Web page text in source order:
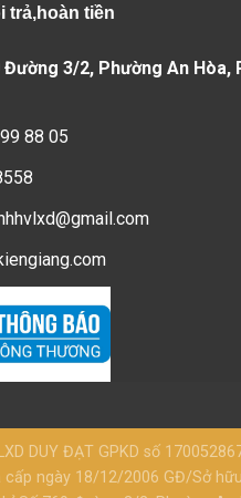
trả,hoàn tiền
3/2, Phường An Hòa,
88 05
DUY ĐẠT GPKD số
cấp ngày 18/12/2006 GĐ/Sở